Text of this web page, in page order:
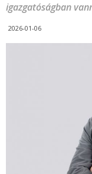
igazgatóságban
2026-01-06